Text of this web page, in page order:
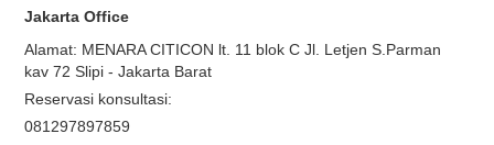
Jakarta Office
Alamat: MENARA CITICON lt. 11 blok C Jl. Letjen S.Parman
kav 72 Slipi - Jakarta Barat
Reservasi konsultasi:
081297897859